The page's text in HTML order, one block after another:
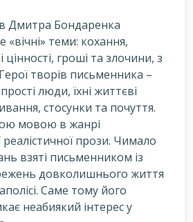
Дмитра Бондаренка
«вічні» теми: кохання,
цінності, гроші та злочини, з
творів письменника –
люди, їхні життєві
стосунки та почуття.
мовою в жанрі
прози. Чимало
взяті письменником із
довколишнього життя
Саме тому його
неабиякий інтерес у